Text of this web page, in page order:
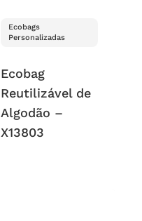
Ecobags
Personalizadas
Ecobag
Reutilizável de
Algodão –
X13803